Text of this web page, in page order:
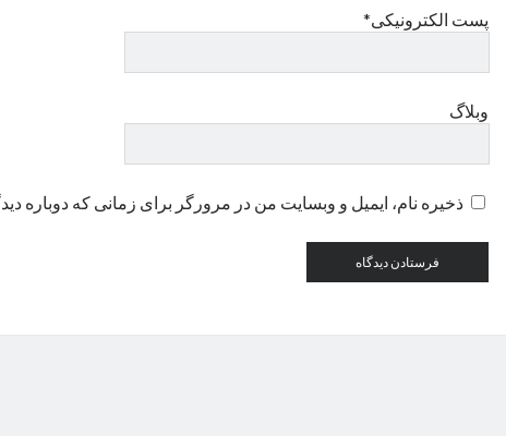
پست الکترونیکی*
وبلاگ
ذخیره نام، ایمیل و وبسایت من در مرورگر برای زمانی که دوباره